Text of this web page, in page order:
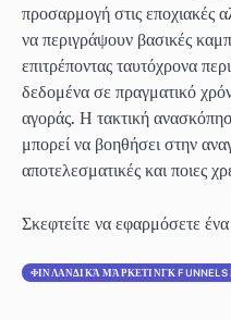
προσαρμογή στις εποχιακές
να περιγράψουν βασικές
επιτρέποντας ταυτόχρονα
δεδομένα σε πραγματικό
αγοράς. Η τακτική
μπορεί να βοηθήσει στην
αποτελεσματικές και ποιες
Σκεφτείτε να εφαρμόσετε
ΦΙΝΛΑΝΔΙΚΆ ΜΆΡΚΕΤΙΝΓΚ